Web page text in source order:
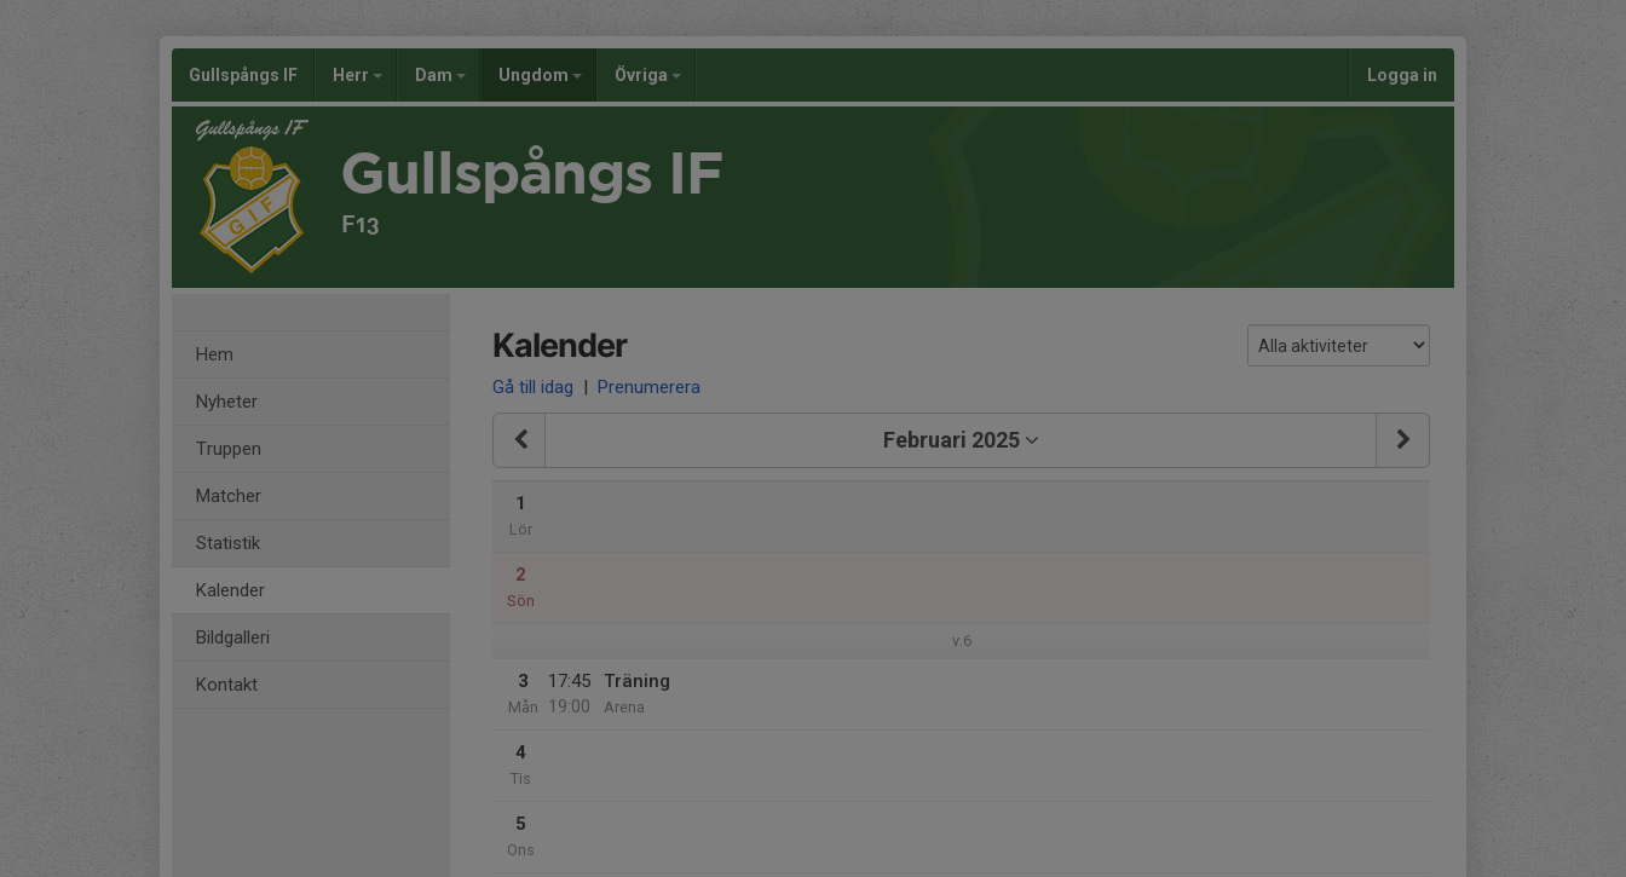
Gullspångs IF Herr Dam Ungdom Övriga Logga in
Gullspångs IF
F13
Hem
Nyheter
Truppen
Matcher
Statistik
Kalender
Bildgalleri
Kontakt
Kalender
Gå till idag | Prenumerera
Februari 2025
1
Lör
2
Sön
v.6
3
Mån
17:45
19:00
Träning
Arena
4
Tis
5
Ons